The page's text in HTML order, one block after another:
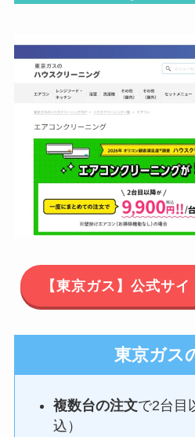
【東京ガス】公式サ
東京ガス
複数台の注文で2台目
込）